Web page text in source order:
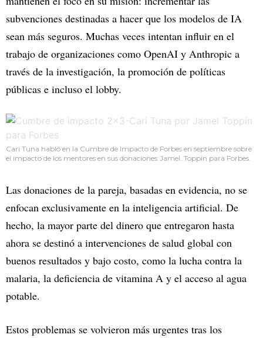
subvenciones destinadas a hacer que los modelos de IA
sean más seguros. Muchas veces intentan influir en el
trabajo de organizaciones como OpenAI y Anthropic a
través de la investigación, la promoción de políticas
públicas e incluso el lobby.
Cari Tuna habló en la Cumbre de Impacto de Forbes en septiembre sobre
el impacto de los mentores en sus donaciones.Jamel. Toppin para Forbes.
Las donaciones de la pareja, basadas en evidencia, no se
enfocan exclusivamente en la inteligencia artificial. De
hecho, la mayor parte del dinero que entregaron hasta
ahora se destinó a intervenciones de salud global con
buenos resultados y bajo costo, como la lucha contra la
malaria, la deficiencia de vitamina A y el acceso al agua
potable.
Estos problemas se volvieron más urgentes tras los